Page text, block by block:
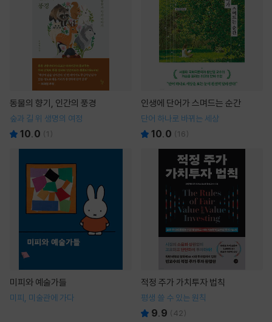
동물의 향기, 인간의 풍경
숲과 길 위 생명의 여정
10.0 (1 )
인생에 단어가 스며드는 순간
단어 하나로 바뀌는 세상
10.0 (16)
미피와 예술가들
미피, 미술관에 가다
적정 주가 가치투자 법칙
평생 쓸 수 있는 원칙
9.9 (42)